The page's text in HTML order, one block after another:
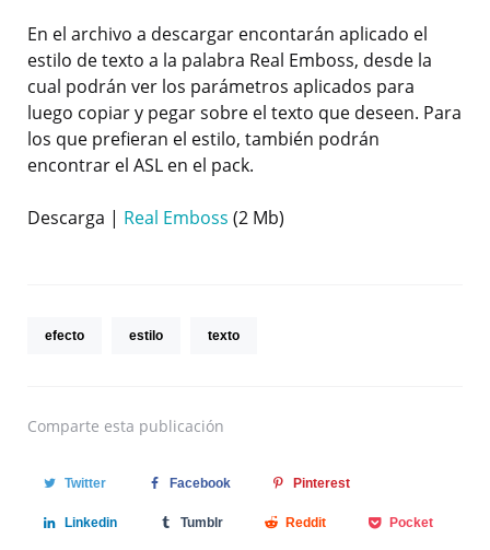
En el archivo a descargar encontarán aplicado el
estilo de texto a la palabra Real Emboss, desde la
cual podrán ver los parámetros aplicados para
luego copiar y pegar sobre el texto que deseen. Para
los que prefieran el estilo, también podrán
encontrar el ASL en el pack.
Descarga | Real Emboss (2 Mb)
efecto estilo texto
Comparte esta publicación
Twitter Facebook Pinterest
Linkedin Tumblr Reddit Pocket